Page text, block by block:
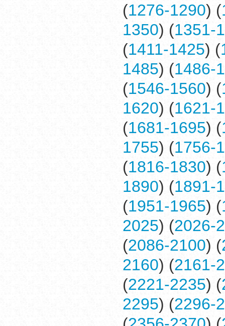
(1276-1290) (
1350) (1351-
(1411-1425) (
1485) (1486-
(1546-1560) (
1620) (1621-
(1681-1695) (
1755) (1756-
(1816-1830) (
1890) (1891-
(1951-1965) (
2025) (2026-
(2086-2100) (
2160) (2161-
(2221-2235) (
2295) (2296-